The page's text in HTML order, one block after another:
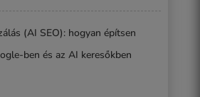
(AI SEO): hogyan építsen
ben és az AI keresőkben